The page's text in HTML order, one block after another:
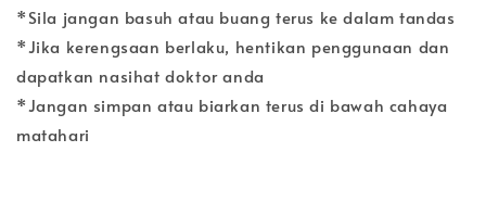
*Sila jangan basuh atau buang terus ke dalam tandas
*Jika kerengsaan berlaku, hentikan penggunaan dan
dapatkan nasihat doktor anda
*Jangan simpan atau biarkan terus di bawah cahaya
matahari